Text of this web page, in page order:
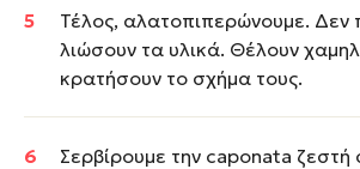
Τέλος, αλατοπιπερώνουμε. Δεν
λιώσουν τα υλικά. Θέλουν
κρατήσουν το σχήμα τους.
Σερβίρουμε την caponata